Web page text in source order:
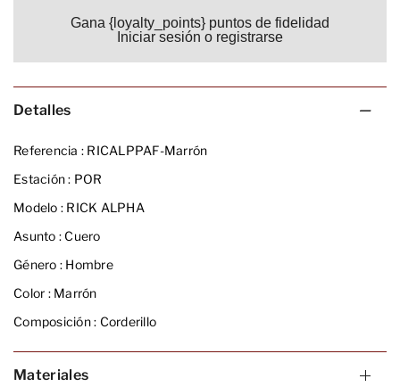
Gana {loyalty_points} puntos de fidelidad
Iniciar sesión o registrarse
Detalles
Referencia : RICALPPAF-Marrón
Estación : POR
Modelo : RICK ALPHA
Asunto : Cuero
Género : Hombre
Color :Marrón
Composición : Corderillo
Materiales